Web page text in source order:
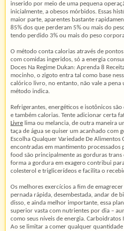
inserido por meio de uma pequena
inicialmente, a obesos mórbidos. Essas
maior parte, aparentes bastante
85% dos que perderam 5% ou mais do
tendo perdido 3% ou mais do peso
O método conta calorias através de
com comidas ingeridos, só a energia
Doces Na Regime Dukan: Aprenda 8
mocinho, o zigoto entra tal como base
calórico livro, no entanto, não vale a pena
método indica.
Refrigerantes, energéticos e isotônicos
e também calorias. Tente adicionar certa
Livre lima ou melancia, de outra maneira
taça de água se quiser um acanhado com
Escolha Qualquer Variedade De
encontradas em mantimento
food são principalmente as gorduras trans
forma a gordura em exagero contribui
colesterol e triglicerídeos e facilita o
Os melhores exercícios a fim de
pernada rápida, desembestada, andar de
disso, e ainda melhor importante, essa
superior vasta com nutrientes por dia –
como seus níveis de energia. Carboidratos
Ao se limitar a comer qualquer